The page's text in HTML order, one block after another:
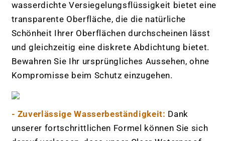
wasserdichte Versiegelungsflüssigkeit bietet eine
transparente Oberfläche, die die natürliche
Schönheit Ihrer Oberflächen durchscheinen lässt
und gleichzeitig eine diskrete Abdichtung bietet.
Bewahren Sie Ihr ursprüngliches Aussehen, ohne
Kompromisse beim Schutz einzugehen.
- Zuverlässige Wasserbeständigkeit: Dank
unserer fortschrittlichen Formel können Sie sich